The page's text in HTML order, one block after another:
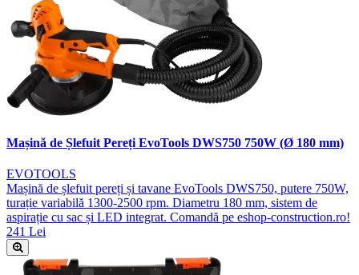
Mașină de Șlefuit Pereți EvoTools DWS750 750W (Ø 180 mm)
EVOTOOLS
Mașină de șlefuit pereți și tavane EvoTools DWS750, putere 750W,
turație variabilă 1300-2500 rpm. Diametru 180 mm, sistem de
aspirație cu sac și LED integrat. Comandă pe eshop-construction.ro!
241 Lei